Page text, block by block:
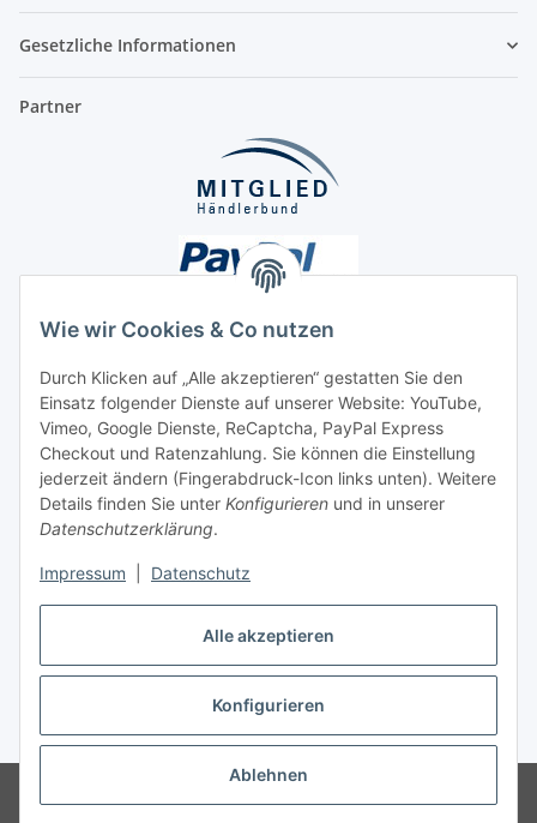
Alle akzeptieren
Konfigurieren
Ablehnen
Wie wir Cookies & Co nutzen
Durch Klicken auf „Alle akzeptieren“ gestatten Sie den
Einsatz folgender Dienste auf unserer Website: YouTube,
Vimeo, Google Dienste, ReCaptcha, PayPal Express
Checkout und Ratenzahlung. Sie können die Einstellung
jederzeit ändern (Fingerabdruck-Icon links unten). Weitere
Details finden Sie unter Konfigurieren und in unserer
Datenschutzerklärung.
Impressum Datenschutz
Gesetzliche Informationen
Partner
Unsere Seiten
Social Media
Vertrag widerrufen
* Alle Preise inkl. gesetzlicher USt., ** siehe Lieferbedingungen, zzgl.
Versand